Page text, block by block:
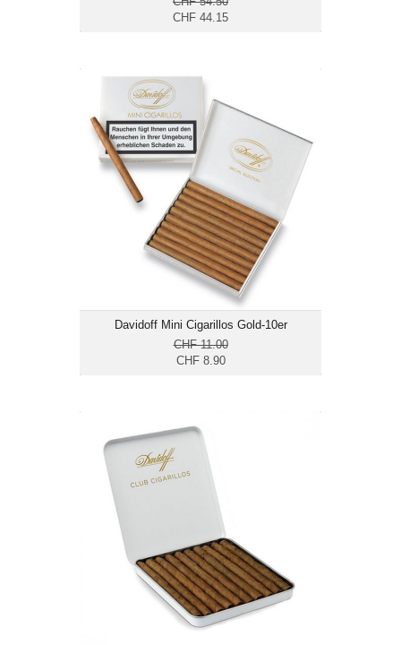
CHF 44.15
Davidoff Mini Cigarillos Gold-10er
CHF 11.00
CHF 8.90
Davidoff Mini Cigarillos Gold-10er
CHF 8.90
Format: Cigarillo
Ringmass: 20
mild bis mittelkräftig
Davidoff Club Cigarillos-10er
Format: Cigarillo